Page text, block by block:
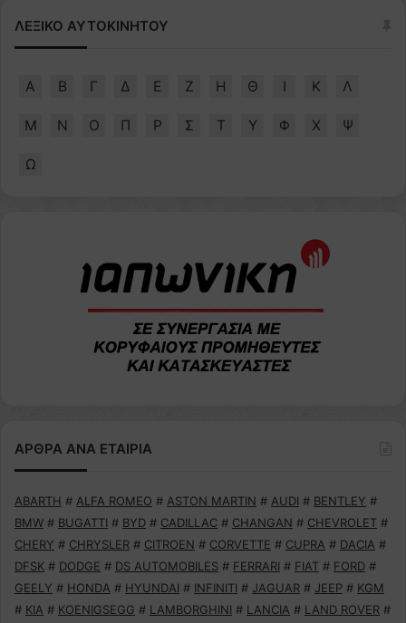
ΛΕΞΙΚΟ ΑΥΤΟΚΙΝΗΤΟΥ
Α Β Γ Δ Ε Ζ Η Θ Ι Κ Λ
Μ Ν Ο Π Ρ Σ Τ Υ Φ Χ Ψ
Ω
ΑΡΘΡΑ ΑΝΑ ΕΤΑΙΡΙΑ
ABARTH # ALFA ROMEO # ASTON MARTIN # AUDI # BENTLEY #
BMW # BUGATTI # BYD # CADILLAC # CHANGAN # CHEVROLET #
CHERY # CHRYSLER # CITROEN # CORVETTE # CUPRA # DACIA #
DFSK # DODGE # DS AUTOMOBILES # FERRARI # FIAT # FORD #
GEELY # HONDA # HYUNDAI # INFINITI # JAGUAR # JEEP # KGM
# KIA # KOENIGSEGG # LAMBORGHINI # LANCIA # LAND ROVER #